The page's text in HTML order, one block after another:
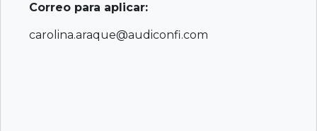
Correo para aplicar:
carolina.araque@audiconfi.com